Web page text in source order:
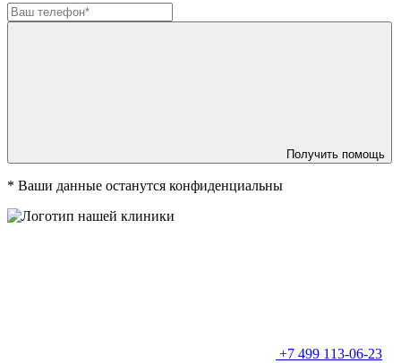
Получить помощь
* Ваши данные останутся конфиденциальны
+7 499 113-06-23